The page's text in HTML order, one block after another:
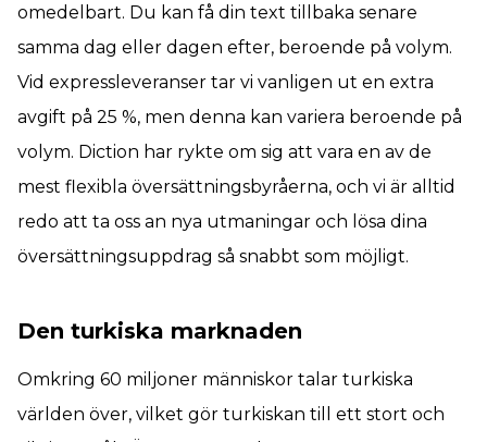
omedelbart. Du kan få din text tillbaka senare
samma dag eller dagen efter, beroende på volym.
Vid expressleveranser tar vi vanligen ut en extra
avgift på 25 %, men denna kan variera beroende på
volym. Diction har rykte om sig att vara en av de
mest flexibla översättningsbyråerna, och vi är alltid
redo att ta oss an nya utmaningar och lösa dina
översättningsuppdrag så snabbt som möjligt.
Den turkiska marknaden
Omkring 60 miljoner människor talar turkiska
världen över, vilket gör turkiskan till ett stort och